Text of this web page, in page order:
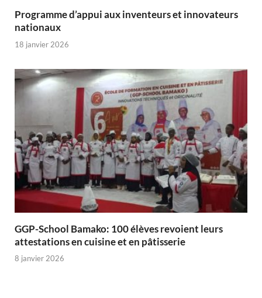
Programme d’appui aux inventeurs et innovateurs
nationaux
18 janvier 2026
GGP-School Bamako: 100 élèves revoient leurs
attestations en cuisine et en pâtisserie
8 janvier 2026